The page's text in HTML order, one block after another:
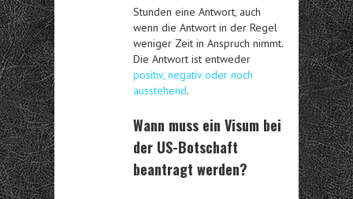
Stunden eine Antwort, auch
wenn die Antwort in der Regel
weniger Zeit in Anspruch nimmt.
Die Antwort ist entweder
positiv, negativ oder noch
ausstehend.
Wann muss ein Visum bei
der US-Botschaft
beantragt werden?